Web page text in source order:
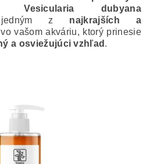
Vesicularia dubyana
z najkrajších a
vašom akváriu, ktorý prinesie
a osviežujúci vzhľad .